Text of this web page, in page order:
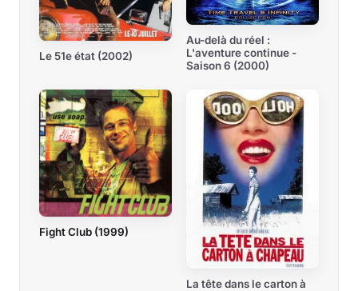
Le 51e état (2002)
Au-delà du réel :
L'aventure continue -
Saison 6 (2000)
Fight Club (1999)
La tête dans le carton à